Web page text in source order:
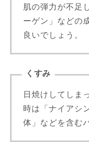
肌の弾力が不足
ーゲン」などの
良いでしょう。
くすみ
日焼けしてしま
時は「ナイアシ
体」などを含む